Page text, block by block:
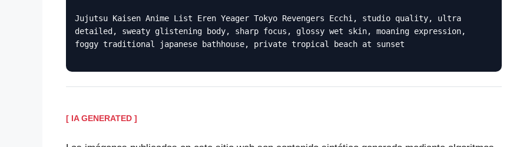
Jujutsu Kaisen Anime List Eren Yeager Tokyo Revengers Ecchi, studio quality, ultra
detailed, sweaty glistening body, sharp focus, glossy wet skin, moaning expression,
foggy traditional japanese bathhouse, private tropical beach at sunset
[ IA GENERATED ]